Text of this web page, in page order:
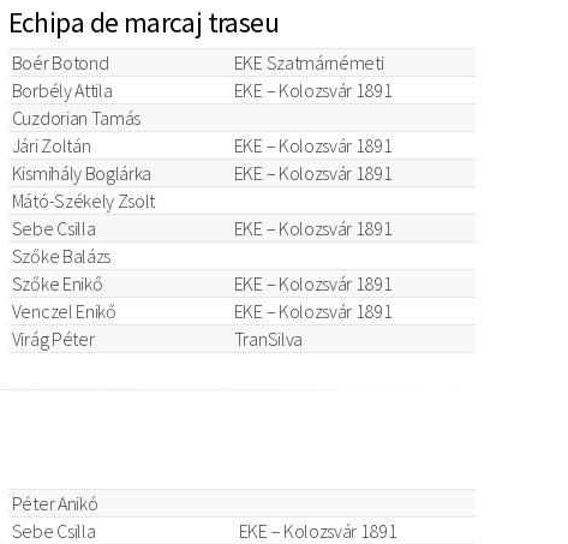
Echipa de marcaj traseu
Boér Botond
EKE Szatmárnémeti
Borbély Attila
EKE – Kolozsvár 1891
Cuzdorian Tamás
Jári Zoltán
EKE – Kolozsvár 1891
Kismihály Boglárka
EKE – Kolozsvár 1891
Mátó-Székely Zsolt
Sebe Csilla
EKE – Kolozsvár 1891
Szőke Balázs
Szőke Enikő
EKE – Kolozsvár 1891
Venczel Enikő
EKE – Kolozsvár 1891
Virág Péter
TranSilva
Péter Anikó
Sebe Csilla
EKE – Kolozsvár 1891